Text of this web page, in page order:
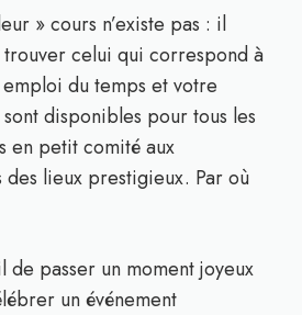
» cours n’existe pas : il
trouver celui qui correspond à
du temps et votre
disponibles pour tous les
en petit comité aux
des lieux prestigieux. Par où
passer un moment joyeux
un événement